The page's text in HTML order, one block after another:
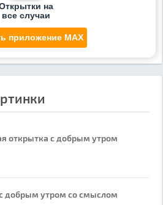
на
все случаи
приложение MAX
открытка с добрым утром
добрым утром со смыслом